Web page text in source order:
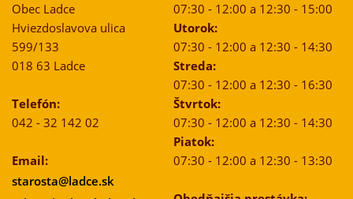
Obec Ladce
Hviezdoslavova ulica
599/133
018 63 Ladce
Telefón:
042 - 32 142 02
Email:
starosta@ladce.sk
07:30 - 12:00 a 12:30 - 15:00
Utorok:
07:30 - 12:00 a 12:30 - 14:30
Streda:
07:30 - 12:00 a 12:30 - 16:30
Štvrtok:
07:30 - 12:00 a 12:30 - 14:30
Piatok:
07:30 - 12:00 a 12:30 - 13:30